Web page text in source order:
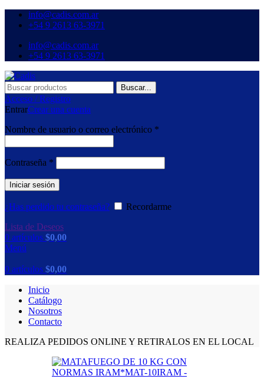
info@cadis.com.ar
‪+54 9 2613 63‑3971‬
info@cadis.com.ar
‪+54 9 2613 63‑3971‬
Buscar...
Acceso / Registro
EntrarCrear una cuenta
Nombre de usuario o correo electrónico *
Contraseña *
Iniciar sesión
¿Has perdido tu contraseña?
Recordarme
Lista de Deseos
0 artículos $0,00
Menú
0 artículos $0,00
Inicio
Catálogo
Nosotros
Contacto
REALIZA PEDIDOS ONLINE Y RETIRALOS EN EL LOCAL